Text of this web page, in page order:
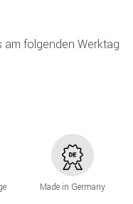
am folgenden Werktag
Made in Germany